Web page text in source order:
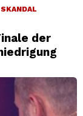
SKANDAL
der